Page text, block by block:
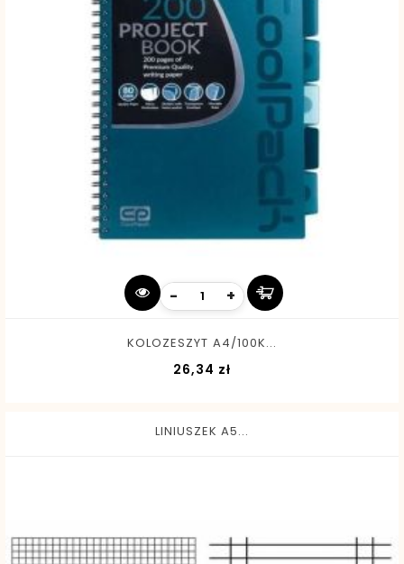
- +
KOLOZESZYT A4/100K...
26,34 złCena
LINIUSZEK A5...